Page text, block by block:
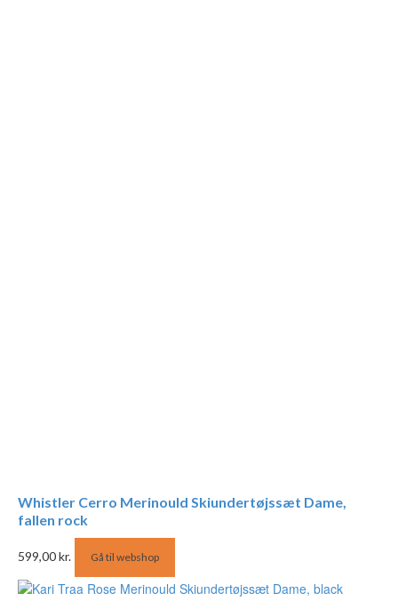
Whistler Cerro Merinould Skiundertøjssæt Dame,
fallen rock
599,00kr. Gå til webshop